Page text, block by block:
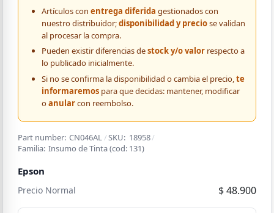
Artículos con entrega diferida gestionados con
nuestro distribuidor;disponibilidad y preciose validan
al procesar la compra.
Pueden existir diferencias destock y/o valorrespecto a
lo publicado inicialmente.
Si no se confirma la disponibilidad o cambia el precio,te
informaremospara que decidas: mantener, modificar
oanularcon reembolso.
Part number: CN046AL /SKU: 18958/
Familia: Insumo de Tinta(cod: 131)
Epson
Precio Normal $ 48.900